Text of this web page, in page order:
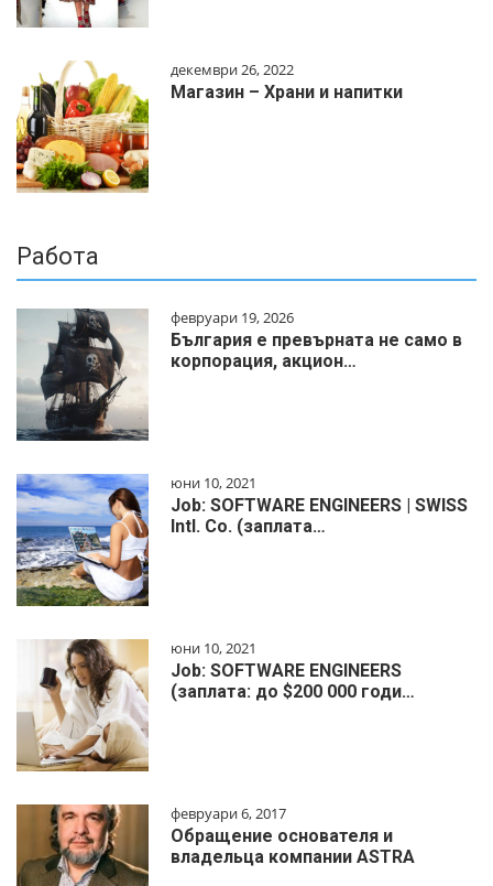
декември 26, 2022
Магазин – Храни и напитки
Работа
февруари 19, 2026
България е превърната не само в
корпорация, акцион…
юни 10, 2021
Job: SOFTWARE ENGINEERS | SWISS
Intl. Co. (заплата…
юни 10, 2021
Job: SOFTWARE ENGINEERS
(заплата: до $200 000 годи…
февруари 6, 2017
Обращение основателя и
владельца компании ASTRA